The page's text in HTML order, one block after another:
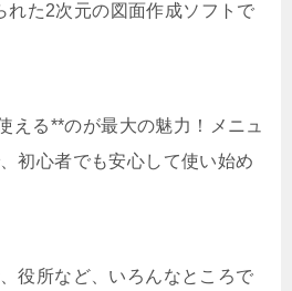
れた2次元の図面作成ソフトで
える**のが最大の魅力！メニュ
初心者でも安心して使い始め
役所など、いろんなところで